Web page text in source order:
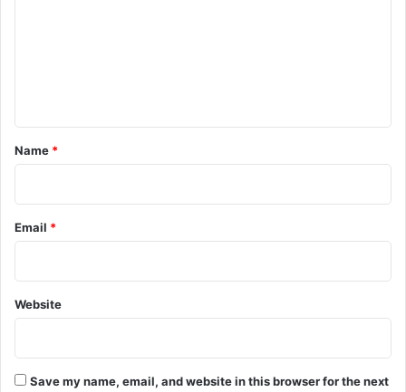
*
Name *
Email *
Website
Save my name, email, and website in this browser for the next